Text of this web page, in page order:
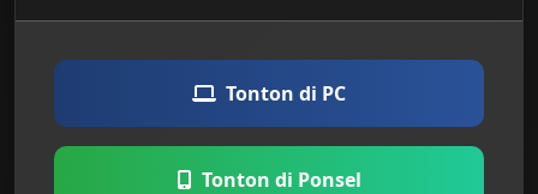
Tonton di PC
Tonton di Ponsel